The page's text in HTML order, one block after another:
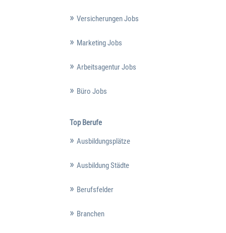
Versicherungen Jobs
Marketing Jobs
Arbeitsagentur Jobs
Büro Jobs
Top Berufe
Ausbildungsplätze
Ausbildung Städte
Berufsfelder
Branchen